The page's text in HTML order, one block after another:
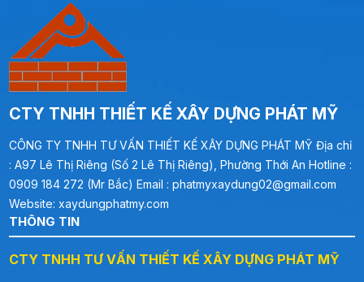
CTY TNHH THIẾT KẾ XÂY DỰNG PHÁT MỸ
CÔNG TY TNHH TƯ VẤN THIẾT KẾ XÂY DỰNG PHÁT MỸ Địa chỉ
: A97 Lê Thị Riêng (Số 2 Lê Thị Riêng), Phường Thới An Hotline :
0909 184 272 (Mr Bắc) Email : phatmyxaydung02@gmail.com
Website: xaydungphatmy.com
THÔNG TIN
CTY TNHH TƯ VẤN THIẾT KẾ XÂY DỰNG PHÁT MỸ